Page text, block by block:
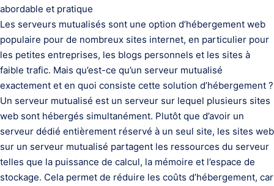
abordable et pratique
Les serveurs mutualisés sont une option d’hébergement web
populaire pour de nombreux sites internet, en particulier pour
les petites entreprises, les blogs personnels et les sites à
faible trafic. Mais qu’est-ce qu’un serveur mutualisé
exactement et en quoi consiste cette solution d’hébergement ?
Un serveur mutualisé est un serveur sur lequel plusieurs sites
web sont hébergés simultanément. Plutôt que d’avoir un
serveur dédié entièrement réservé à un seul site, les sites web
sur un serveur mutualisé partagent les ressources du serveur
telles que la puissance de calcul, la mémoire et l’espace de
stockage. Cela permet de réduire les coûts d’hébergement, car